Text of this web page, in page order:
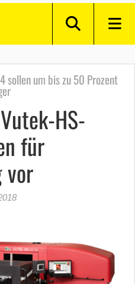
sollen um bis zu 50 Prozent
HS-
für
vor